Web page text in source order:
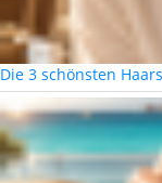
Die 3 schönsten